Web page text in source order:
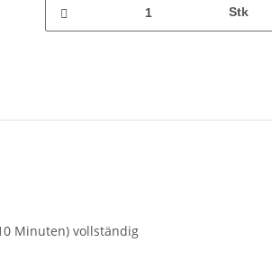
Stk
Minuten) vollständig